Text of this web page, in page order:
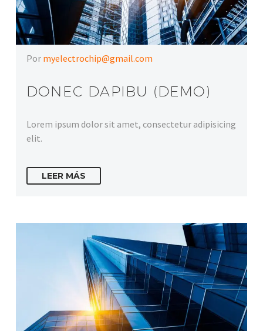
Por myelectrochip@gmail.com
DONEC DAPIBU (DEMO)
Lorem ipsum dolor sit amet, consectetur adipisicing
elit.
LEER MÁS